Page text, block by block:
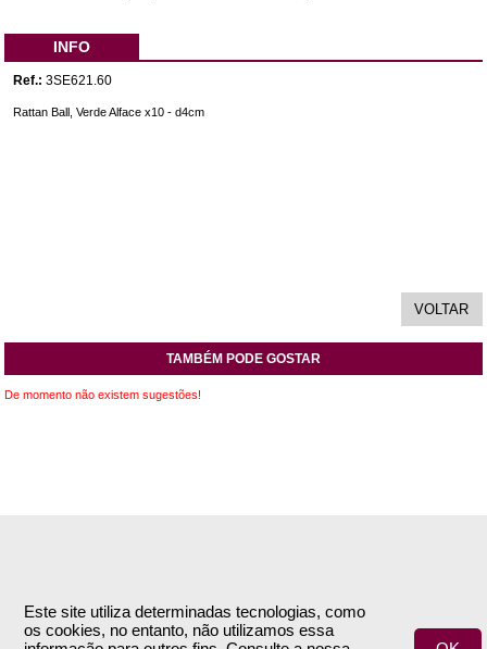
Este site utiliza determinadas tecnologias, como
os cookies, no entanto, não utilizamos essa
INFO
Ref.: 3SE621.60
Rattan Ball, Verde Alface x10 - d4cm
TAMBÉM PODE GOSTAR
De momento não existem sugestões!
Empresa
Termos e Condições
Encomendas & Pagamentos
Envio